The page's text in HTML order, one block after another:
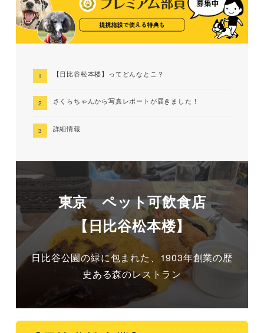
【日比谷松本楼】ってどんなとこ？
さくらちゃんから写真レポートが届きました！
詳細情報
東京 ペット可飲食店
【日比谷松本楼】
日比谷公園の緑に包まれた、1903年創業の歴
史ある森のレストラン